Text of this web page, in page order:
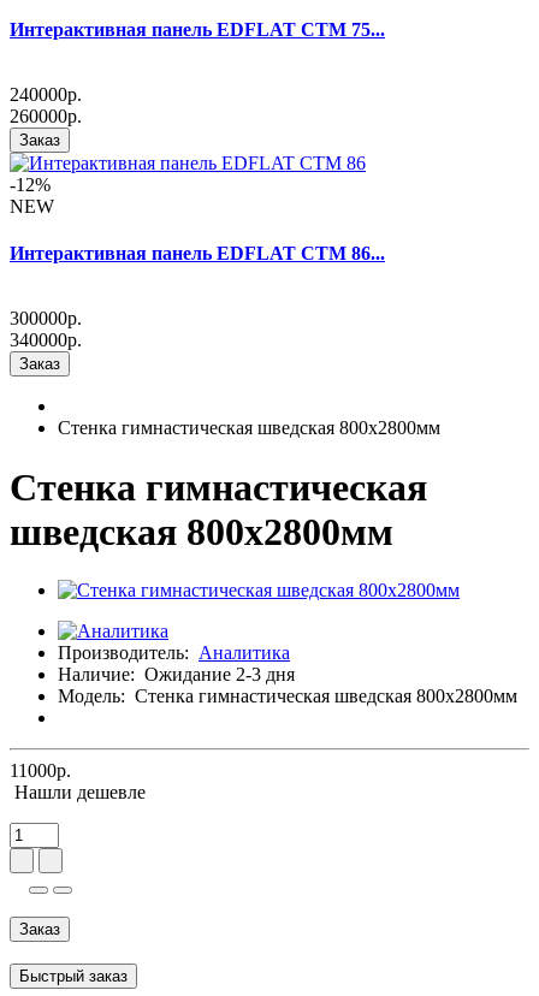
Интерактивная панель EDFLAT CTM 75...
240000р.
260000р.
Заказ
-12%
NEW
Интерактивная панель EDFLAT CTM 86...
300000р.
340000р.
Заказ
Стенка гимнастическая шведская 800х2800мм
Стенка гимнастическая
шведская 800х2800мм
Производитель: Аналитика
Наличие: Ожидание 2-3 дня
Модель: Стенка гимнастическая шведская 800х2800мм
11000р.
Нашли дешевле
Заказ
Быстрый заказ